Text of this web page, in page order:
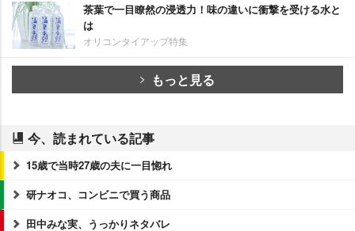
茶葉で一目瞭然の浸透力！味の違いに衝撃を受ける水と
は
オリコンタイアップ特集
もっと見る
今、読まれている記事
15歳で当時27歳の夫に一目惚れ
研ナオコ、コンビニで買う商品
田中みな実、うっかりネタバレ